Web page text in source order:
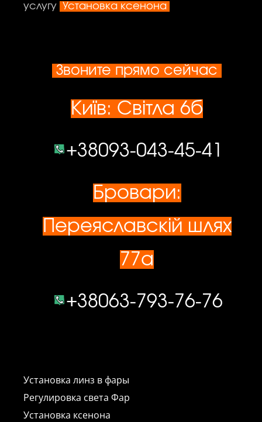
услугу Установка ксенона
Звоните прямо сейчас
Київ: Світла 6б
+38093-043-45-41
Бровари:
Переяславскій шлях
77а
+38063-793-76-76
Установка линз в фары
Регулировка света Фар
Установка ксенона